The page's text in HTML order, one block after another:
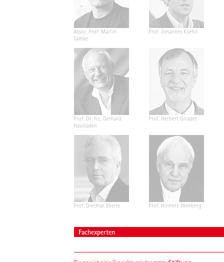
Assoc. Prof. Martin
Tamke
Prof. Johannes Kuehn
Prof. Dr. h.c. Gerhard
Hausladen
Prof. Herbert Giradet
Prof. Dietmar Eberle Prof. Hinnerk Wehberg
Fachexperten